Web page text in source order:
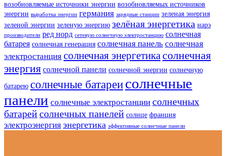
возобновляемые источники энергии возобновляемых источников
энергии выработка энергии германия зарядные станции зеленая энергия
зеленой энергии зеленую энергию зелёная энергетика нарэ
производители ред норд сетевую солнечную электростанцию солнечная
батарея солнечная генерация солнечная панель солнечная
электростанция солнечная энергетикасолнечная
энергия солнечной панели солнечной энергии солнечную
батарею солнечные батареисолнечные
панели солнечные электростанции солнечных
батарейсолнечных панелей солнце франция
электроэнергия энергетика эффективные солнечные панели